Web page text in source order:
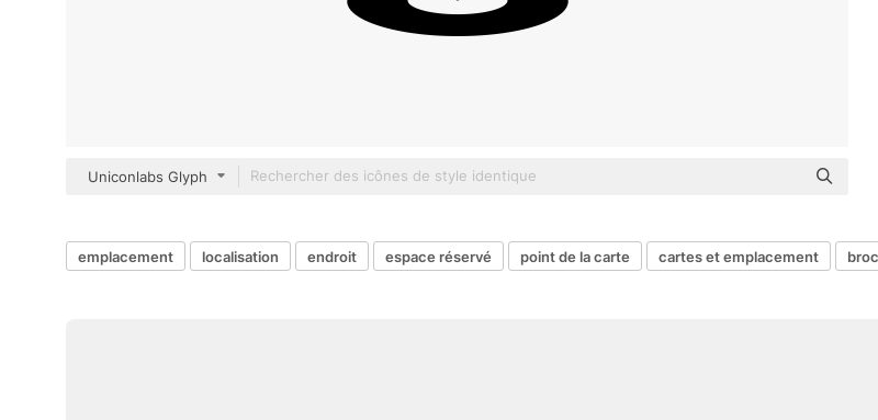
Uniconlabs Glyph
emplacement localisation endroit espace réservé point de la carte cartes et emplacement